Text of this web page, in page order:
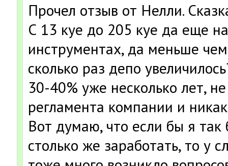
Прочел отзыв от Нелли.
С 13 куе до 205 куе да еще
инструментах, да меньше
сколько раз депо
30-40% уже несколько лет,
регламента компании и
Вот думаю, что если бы я так
столько же заработать, то у